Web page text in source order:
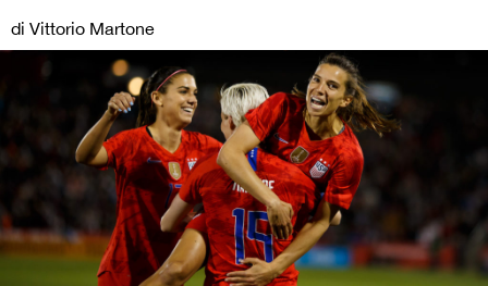
di Vittorio Martone